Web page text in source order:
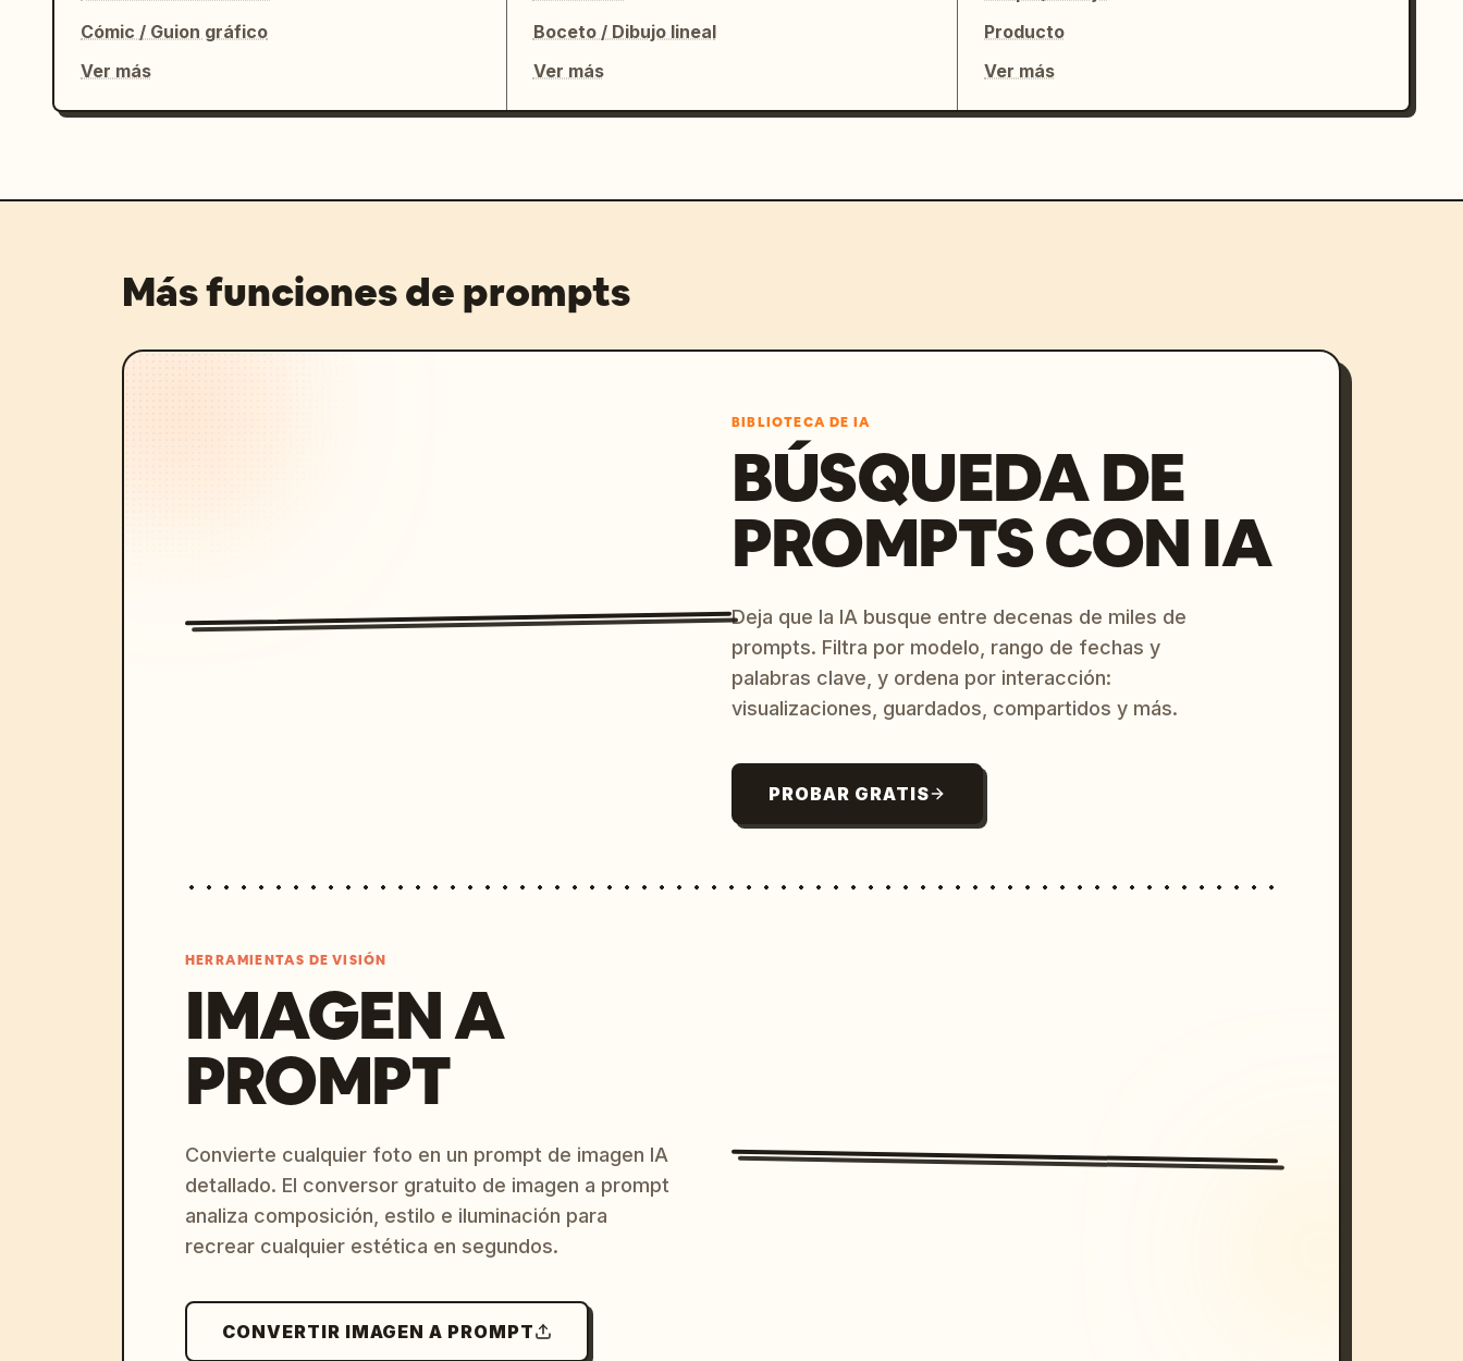
Cómic / Guion gráfico
Ver más
Boceto / Dibujo lineal
Ver más
Producto
Ver más
Más funciones de prompts
BIBLIOTECA DE IA
BÚSQUEDA DE
PROMPTS CON IA
Deja que la IA busque entre decenas de miles de
prompts. Filtra por modelo, rango de fechas y
palabras clave, y ordena por interacción:
visualizaciones, guardados, compartidos y más.
PROBAR GRATIS
HERRAMIENTAS DE VISIÓN
IMAGEN A
PROMPT
Convierte cualquier foto en un prompt de imagen IA
detallado. El conversor gratuito de imagen a prompt
analiza composición, estilo e iluminación para
recrear cualquier estética en segundos.
CONVERTIR IMAGEN A PROMPT